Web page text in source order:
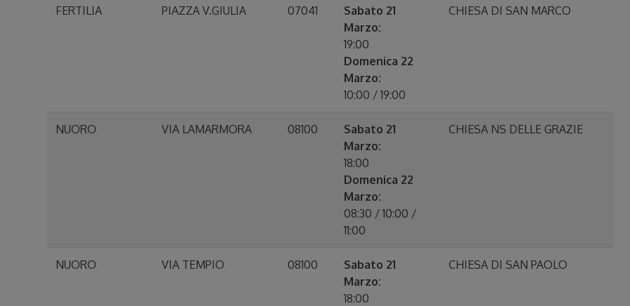
FERTILIA PIAZZA V.GIULIA 07041
Sabato 21
Marzo:
19:00
Domenica 22
Marzo:
10:00 / 19:00
CHIESA DI SAN MARCO
NUORO VIA LAMARMORA 08100
Sabato 21
Marzo:
18:00
Domenica 22
Marzo:
08:30 / 10:00 /
11:00
CHIESA NS DELLE GRAZIE
NUORO VIA TEMPIO 08100
Sabato 21
Marzo:
18:00
CHIESA DI SAN PAOLO